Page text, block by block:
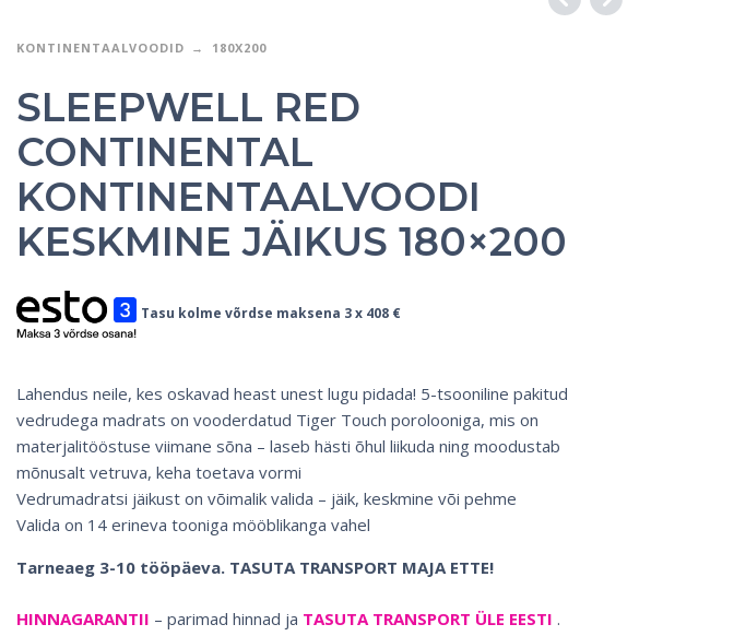
KONTINENTAALVOODID 180X200
SLEEPWELL RED
CONTINENTAL
KONTINENTAALVOODI
KESKMINE JÄIKUS 180×200
Tasu kolme võrdse maksena 3 x 408 €
Lahendus neile, kes oskavad heast unest lugu pidada! 5-tsooniline pakitud
vedrudega madrats on vooderdatud Tiger Touch porolooniga, mis on
materjalitööstuse viimane sõna – laseb hästi õhul liikuda ning moodustab
mõnusalt vetruva, keha toetava vormi
Vedrumadratsi jäikust on võimalik valida – jäik, keskmine või pehme
Valida on 14 erineva tooniga mööblikanga vahel
Tarneaeg 3-10 tööpäeva. TASUTA TRANSPORT MAJA ETTE!
HINNAGARANTII – parimad hinnad ja TASUTA TRANSPORT ÜLE EESTI .